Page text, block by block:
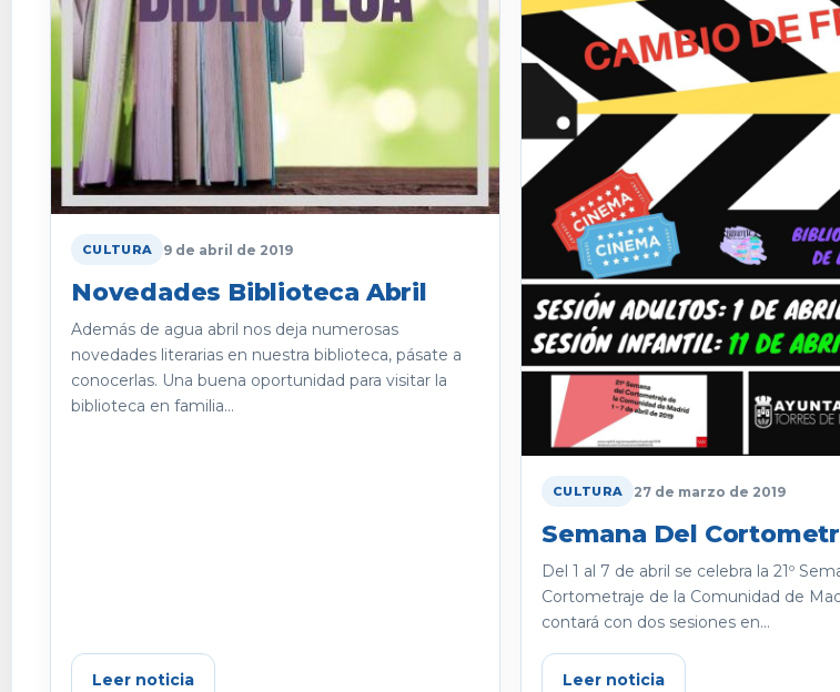
CULTURA 9 de abril de 2019
Novedades Biblioteca Abril
Además de agua abril nos deja numerosas
novedades literarias en nuestra biblioteca, pásate a
conocerlas. Una buena oportunidad para visitar la
biblioteca en familia...
Leer noticia
CULTURA 27 de marzo de 2019
Semana Del
Del 1 al 7 de abril se celebra la 21º
Cortometraje de la Comunidad de
contará con dos sesiones en...
Leer noticia